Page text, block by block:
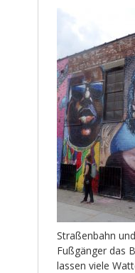
Straßenbahn
Fußgänger das
lassen viele